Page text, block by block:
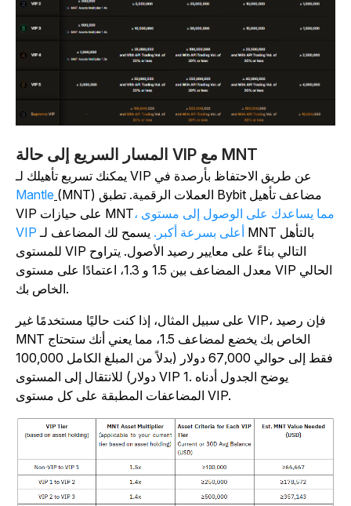
المسار السريع إلى حالة VIP مع MNT
يمكنك تسريع تأهيلك لـ VIP عن طريق الاحتفاظ بأرصدة في
Mantle (MNT) العملات الرقمية. تطبق Bybit مضاعف تأهيل
VIP على حيازات MNT، مما يساعدك على الوصول إلى مستوى
VIP أعلى بسرعة أكبر.يسمح لك المضاعف لـ MNT بالتأهل
للمستوى VIP التالي بناءً على معايير رصيد الأصول. يتراوح
معدل المضاعف بين 1.5 و 1.3، اعتمادًا على مستوى VIP الحالي
على سبيل المثال، إذا كنت حاليًا مستخدمًا غير VIP، فإن رصيد
MNT الخاص بك يخضع لمضاعف 1.5، مما يعني أنك ستحتاج
فقط إلى حوالي 67,000 دولار (بدلاً من المبلغ الكامل 100,000
دولار) للانتقال إلى المستوى VIP 1. يوضح الجدول أدناه
المضاعفات المطبقة على كل مستوى VIP.